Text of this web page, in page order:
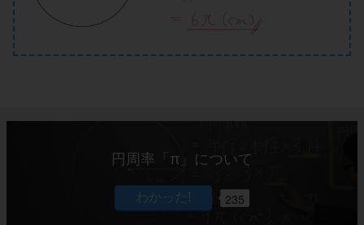
円周率「 π 」について
235